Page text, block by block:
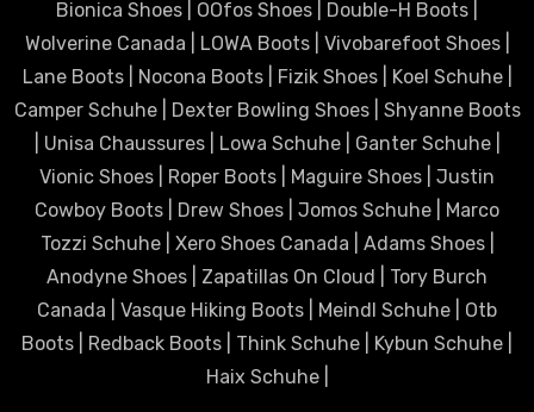
Bionica Shoes
OOfos Shoes Double-H Boots
Wolverine Canada
LOWA Boots| Vivobarefoot Shoes|
Lane Boots| Nocona Boots| Fizik Shoes| Koel Schuhe|
Camper Schuhe| Dexter Bowling Shoes| Shyanne Boots
Unisa Chaussures| Lowa Schuhe| Ganter Schuhe
Vionic Shoes
Roper Boots Maguire Shoes
Justin
Cowboy Boots
Drew Shoes Jomos Schuhe
Marco
Tozzi Schuhe| Xero Shoes Canada Adams Shoes|
Anodyne Shoes
Zapatillas On Cloud
Tory Burch
Canada
Vasque Hiking Boots Meindl Schuhe
Otb
Boots
Redback Boots Think Schuhe Kybun Schuhe
Haix Schuhe|